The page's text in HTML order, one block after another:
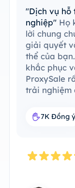
"Dễ dàng
Tôi đã dễ
quy trình
Quá trình
hiểu, tôi có
cách không
năng tương
tôi, khiến
hoàn hảo
tôi.